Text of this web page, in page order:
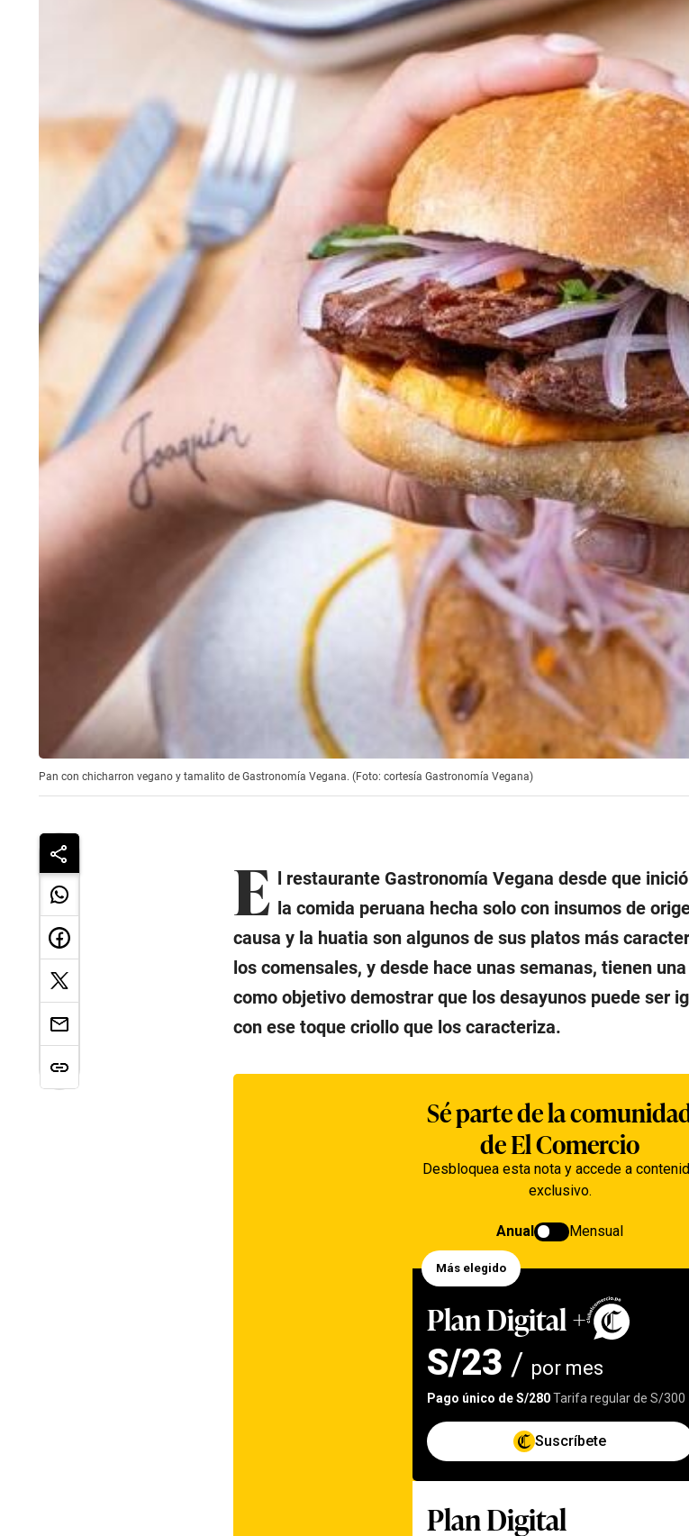
Pan con chicharron vegano y tamalito de Gastronomía Vegana. (Foto: cortesía Gastronomía Vegana)
E l restaurante Gastronomía Vegana desde que
la comida peruana hecha solo con insumos de
causa y la huatia son algunos de sus platos más
los comensales, y desde hace unas semanas, tienen
como objetivo demostrar que los desayunos puede ser
con ese toque criollo que los caracteriza.